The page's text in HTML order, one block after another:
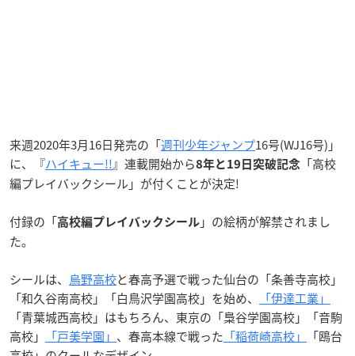
来週2020年3月16日発売の「週刊少年ジャンプ16号(WJ16号)」
に、『ハイキュー!!』連載開始から8年と19日突破記念 「高校
編プレイバックシール」が付くことが決定!
付録の「高校編プレイバックシール 」の絵柄が解禁されまし
た。
シールは、 烏野高校と春高予選で戦った仙台の「条善寺高校」
「和久谷南高校」「白鳥沢学園高校」を始め、
「伊達工業」
「青葉城西高校」はもちろん、東京の「梟谷学園高校」「音駒
高校」
「戸美学園」 、春高本線で戦った 「稲荷崎高校」
「鴎台